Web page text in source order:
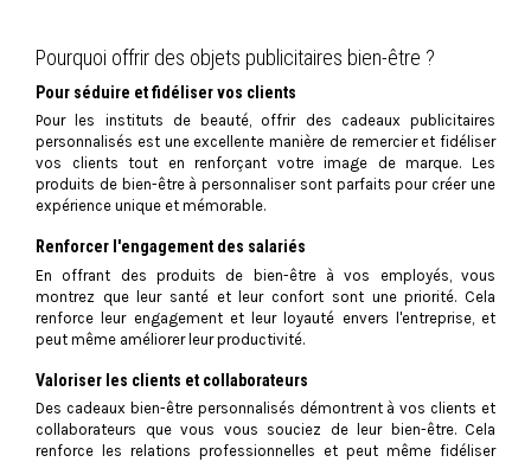
Pourquoi offrir des objets publicitaires bien-être ?
Pour séduire et fidéliser vos clients
Pour les instituts de beauté, offrir des cadeaux publicitaires
personnalisés est une excellente manière de remercier et fidéliser
vos clients tout en renforçant votre image de marque. Les
produits de bien-être à personnaliser sont parfaits pour créer une
expérience unique et mémorable.
Renforcer l'engagement des salariés
En offrant des produits de bien-être à vos employés, vous
montrez que leur santé et leur confort sont une priorité. Cela
renforce leur engagement et leur loyauté envers l'entreprise, et
peut même améliorer leur productivité.
Valoriser les clients et collaborateurs
Des cadeaux bien-être personnalisés démontrent à vos clients et
collaborateurs que vous vous souciez de leur bien-être. Cela
renforce les relations professionnelles et peut même fidéliser